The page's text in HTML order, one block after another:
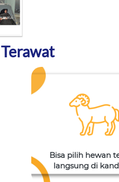
Bisa pilih hewan
langsung di